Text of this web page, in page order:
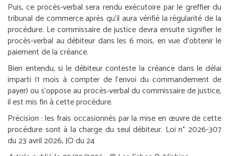
Puis, ce procès-verbal sera rendu exécutoire par le greffier du
tribunal de commerce après qu’il aura vérifié la régularité de la
procédure. Le commissaire de justice devra ensuite signifier le
procès-verbal au débiteur dans les 6 mois, en vue d’obtenir le
paiement de la créance.
Bien entendu, si le débiteur conteste la créance dans le délai
imparti (1 mois à compter de l’envoi du commandement de
payer) ou s’oppose au procès-verbal du commissaire de justice,
il est mis fin à cette procédure.
Précision :les frais occasionnés par la mise en œuvre de cette
procédure sont à la charge du seul débiteur. Loi n° 2026-307
du 23 avril 2026, JO du 24